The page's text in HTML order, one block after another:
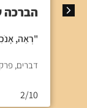
הברכה
"רְאֵה,
דברים,
2/10